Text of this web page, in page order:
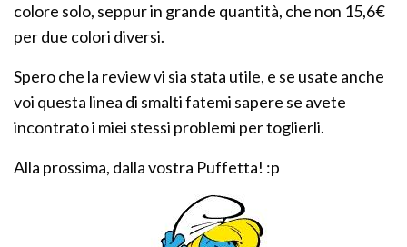
colore solo, seppur in grande quantità, che non 15,6€
per due colori diversi.
Spero che la review vi sia stata utile, e se usate anche
voi questa linea di smalti fatemi sapere se avete
incontrato i miei stessi problemi per toglierli.
Alla prossima, dalla vostra Puffetta! :p